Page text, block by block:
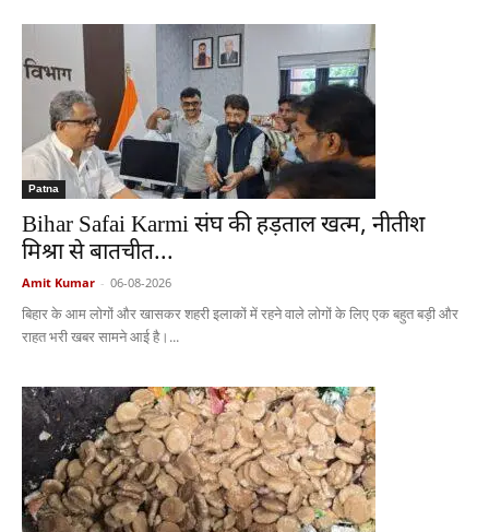
Patna
Bihar Safai Karmi संघ की हड़ताल खत्म, नीतीश
मिश्रा से बातचीत...
Amit Kumar - 06-08-2026
बिहार के आम लोगों और खासकर शहरी इलाकों में रहने वाले लोगों के लिए एक बहुत बड़ी और
राहत भरी खबर सामने आई है।...